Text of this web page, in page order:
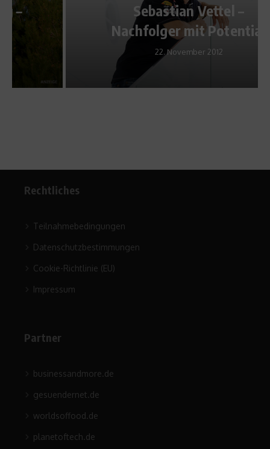
Sebastian Vettel –
Nachfolger mit Potential
22. November 2012
Rechtliches
Teilnahmebedingungen
Datenschutzbestimmungen
Cookie-Richtlinie (EU)
Impressum
Partner
businessandmore.de
gesuendernet.de
worldsoffood.de
planetoftech.de